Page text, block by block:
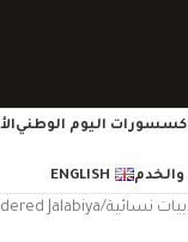
اليوم الوطني
والخدم ENGLISH
نسائية Jalabiya